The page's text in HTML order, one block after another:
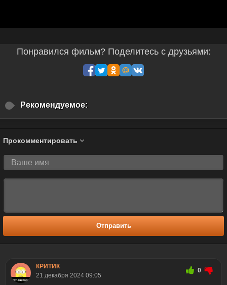
Понравился фильм? Поделитесь с друзьями:
Рекомендуемое:
Прокомментировать
Отправить
КРИТИК
21 декабря 2024 09:05
0